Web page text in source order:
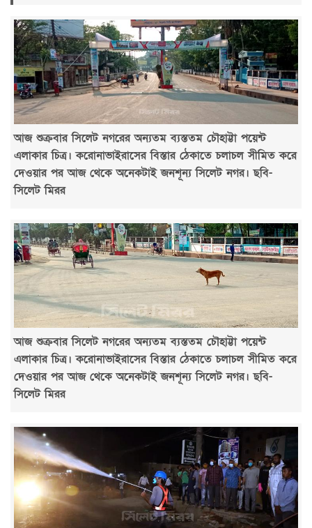
আজ শুক্রবার সিলেট নগরের অন্যতম ব্যস্ততম চৌহাট্টা পয়েন্ট
এলাকার চিত্র। করোনাভাইরাসের বিস্তার ঠেকাতে চলাচল সীমিত করে
দেওয়ার পর আজ থেকে অনেকটাই জনশূন্য সিলেট নগর। ছবি-
সিলেট মিরর
আজ শুক্রবার সিলেট নগরের অন্যতম ব্যস্ততম চৌহাট্টা পয়েন্ট
এলাকার চিত্র। করোনাভাইরাসের বিস্তার ঠেকাতে চলাচল সীমিত করে
দেওয়ার পর আজ থেকে অনেকটাই জনশূন্য সিলেট নগর। ছবি-
সিলেট মিরর